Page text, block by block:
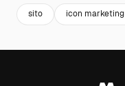
sito icon marketing